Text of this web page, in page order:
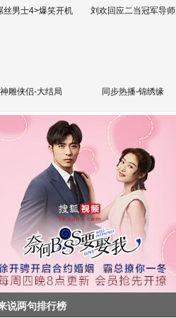
丝男士4>爆笑开机 刘欢回应二当冠军导师
神雕侠侣-大结局 同步热播-锦绣缘
说两句排行榜